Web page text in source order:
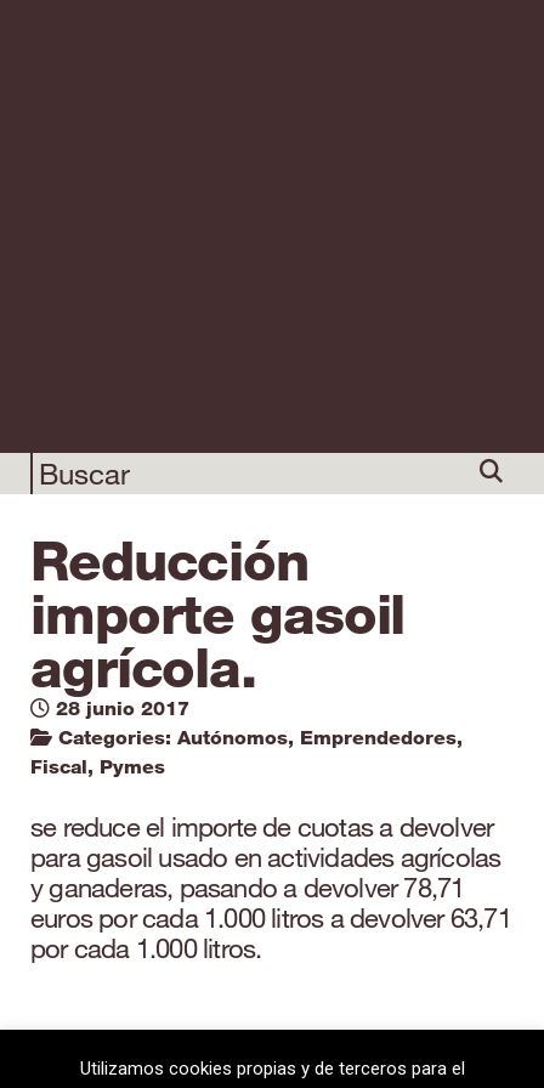
Reducción
importe gasoil
agrícola.
28 junio 2017
Categories: Autónomos, Emprendedores,
Fiscal, Pymes
se reduce el importe de cuotas a devolver
para gasoil usado en actividades agrícolas
y ganaderas, pasando a devolver 78,71
euros por cada 1.000 litros a devolver 63,71
por cada 1.000 litros.
Utilizamos cookies propias y de terceros para el